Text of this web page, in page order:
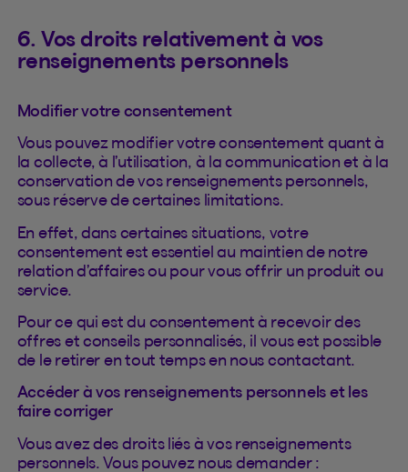
6. Vos droits relativement à vos
renseignements personnels
Modifier votre consentement
Vous pouvez modifier votre consentement quant à
la collecte, à l’utilisation, à la communication et à la
conservation de vos renseignements personnels,
sous réserve de certaines limitations.
En effet, dans certaines situations, votre
consentement est essentiel au maintien de notre
relation d’affaires ou pour vous offrir un produit ou
service.
Pour ce qui est du consentement à recevoir des
offres et conseils personnalisés, il vous est possible
de le retirer en tout temps en nous contactant.
Accéder à vos renseignements personnels et les
faire corriger
Vous avez des droits liés à vos renseignements
personnels. Vous pouvez nous demander :